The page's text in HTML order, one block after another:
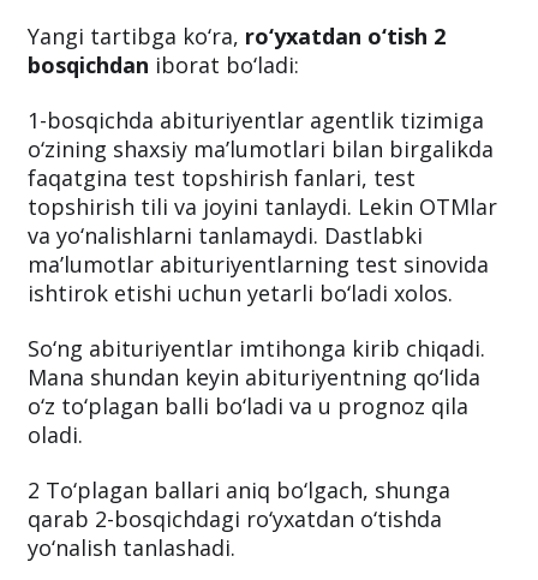
to‘plagan balliga qarab OTM yo‘nalishlarini
tanlaydi.
Yangi tartibga ko‘ra,ro‘yxatdan o‘tish 2
bosqichdaniborat bo‘ladi:
1-bosqichda abituriyentlar agentlik tizimiga
o‘zining shaxsiy ma’lumotlari bilan birgalikda
faqatgina test topshirish fanlari, test
topshirish tili va joyini tanlaydi. Lekin OTMlar
ma’lumotlar abituriyentlarning test sinovida
ishtirok etishi uchun yetarli bo‘ladi xolos.
So‘ng abituriyentlar imtihonga kirib chiqadi.
o‘z to‘plagan balli bo‘ladi va u prognoz qila
oladi.